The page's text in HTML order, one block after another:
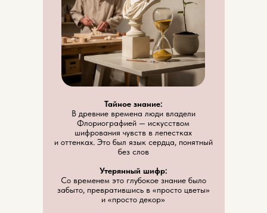
Тайное знание:
В древние времена люди владели
Флориографией — искусством
шифрования чувств в лепестках
и оттенках. Это был язык сердца, понятный
без слов
Утерянный шифр:
Со временем это глубокое знание было
забыто, превратившись в «просто цветы»
и «просто декор»